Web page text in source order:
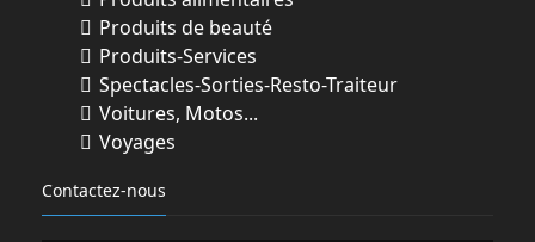
Produits de beauté
Produits-Services
Spectacles-Sorties-Resto-Traiteur
Voitures, Motos...
Voyages
Contactez-nous